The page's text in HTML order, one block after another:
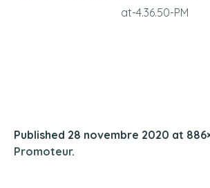
at-4.36.50-PM
Published 28 novembre 2020 at
Promoteur.